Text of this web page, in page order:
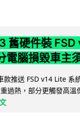
舊硬件裝 FSD
電腦損毀車主
款推送 FSD v14 Lite 系
過熱，部分更觸發高溫